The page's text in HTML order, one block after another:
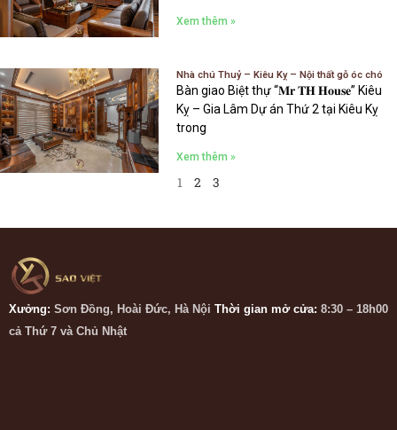
Xem thêm »
Nhà chú Thuỷ – Kiêu Kỵ – Nội thất gỗ óc chó
Bàn giao Biệt thự “𝐌𝐫 𝐓𝐇 𝐇𝐨𝐮𝐬𝐞” Kiêu
Kỵ – Gia Lâm Dự án Thứ 2 tại Kiêu Kỵ
trong
Xem thêm »
1 2 3
Xưởng: Sơn Đồng, Hoài Đức, Hà Nội Thời gian mở cửa: 8:30 – 18h00
cả Thứ 7 và Chủ Nhật